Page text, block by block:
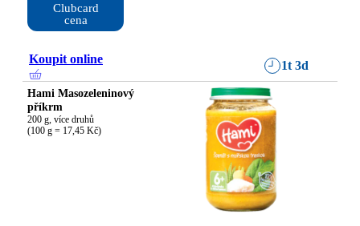
Clubcard
cena
Koupit online 1t 3d
Hami Masozeleninový
příkrm
200 g, více druhů
(100 g = 17,45 Kč)